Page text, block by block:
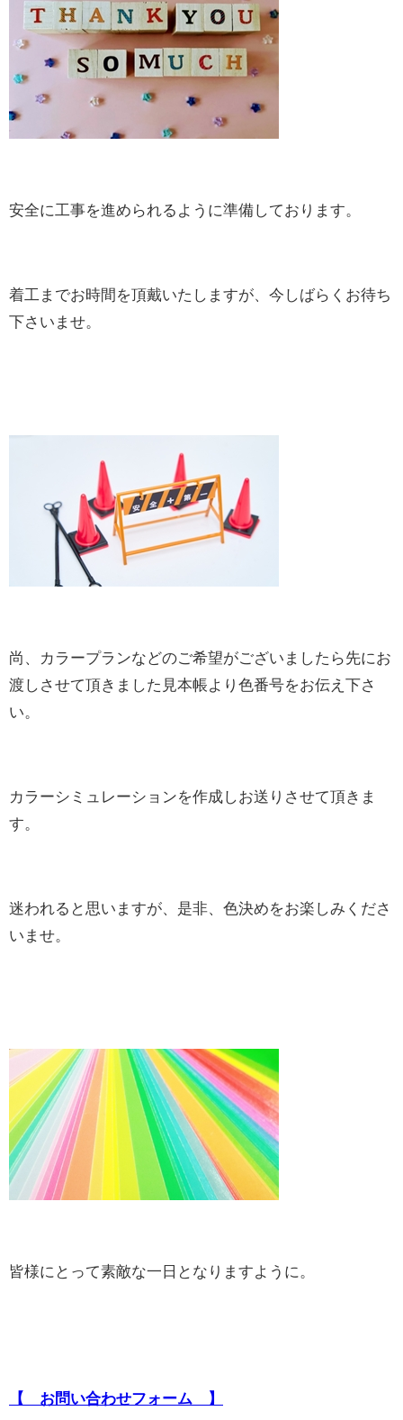
安全に工事を進められるように準備しております。
着工までお時間を頂戴いたしますが、今しばらくお待ち
下さいませ。
尚、カラープランなどのご希望がございましたら先にお
渡しさせて頂きました見本帳より色番号をお伝え下さ
い。
カラーシミュレーションを作成しお送りさせて頂きま
す。
迷われると思いますが、是非、色決めをお楽しみくださ
いませ。
皆様にとって素敵な一日となりますように。
【 お問い合わせフォーム 】